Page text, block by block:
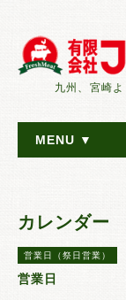
九州、宮崎
MENU ▼
カレンダー
営業日（祭日営業）
営業日